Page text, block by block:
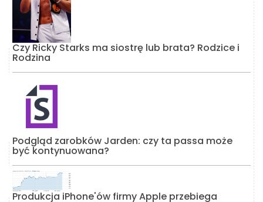
Czy Ricky Starks ma siostrę lub brata? Rodzice i
Rodzina
Podgląd zarobków Jarden: czy ta passa może
być kontynuowana?
Produkcja iPhone'ów firmy Apple przebiega